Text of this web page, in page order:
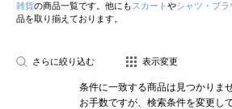
雑貨の商品一覧です。他にも スカート やシャツ・ブラ
品を取り揃えております。
さらに絞り込む 表示変更
条件に一致する商品は見つかりま
お手数ですが、検索条件を変更し